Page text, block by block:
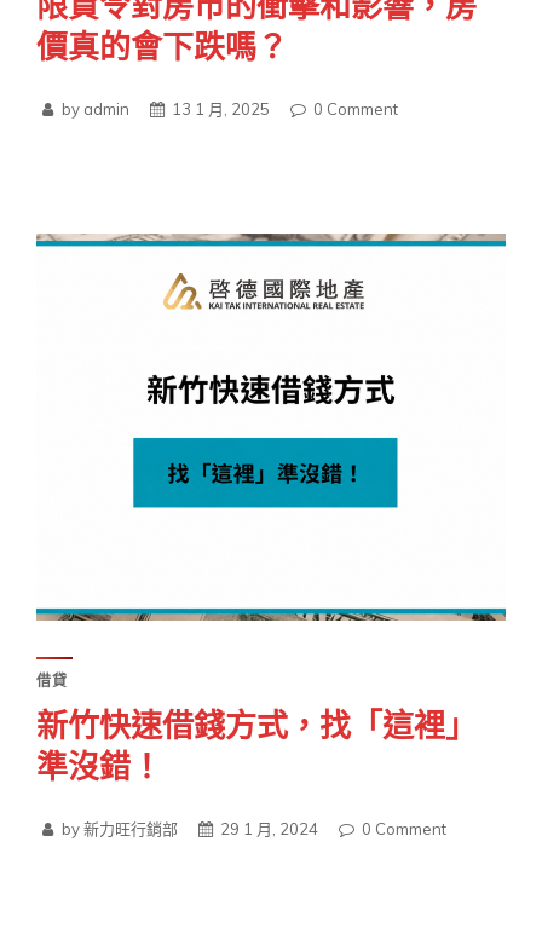
價真的會下跌嗎？
by admin 13 1 月, 2025 0 Comment
借貸
新竹快速借錢方式，找「這裡」
準沒錯！
by 新力旺行銷部 29 1 月, 2024 0 Comment